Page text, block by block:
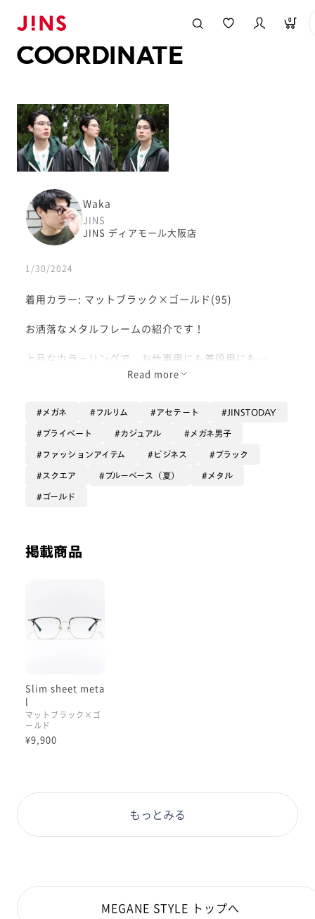
0
COORDINATE
Waka
JINS
JINS ディアモール大阪店
1/30/2024
着用カラー: マットブラック×ゴールド(95)
お洒落なメタルフレームの紹介です！
上品なカラーリングで、お仕事用にも普段用にも
活躍してくれる一本です！
お洒落なポイントです！
大きめのレンズが好きな方、
上品なフレームをお探しの方にオススメです！
是非お買い求め下さい！
Read more
メガネ フルリム アセテート JINSTODAY
プライベート カジュアル メガネ男子
ファッションアイテム ビジネス ブラック
スクエア ブルーベース（夏） メタル
ゴールド
掲載商品
Slim sheet meta
l
マットブラック×ゴ
ールド
¥9,900
もっとみる
MEGANE STYLE トップへ